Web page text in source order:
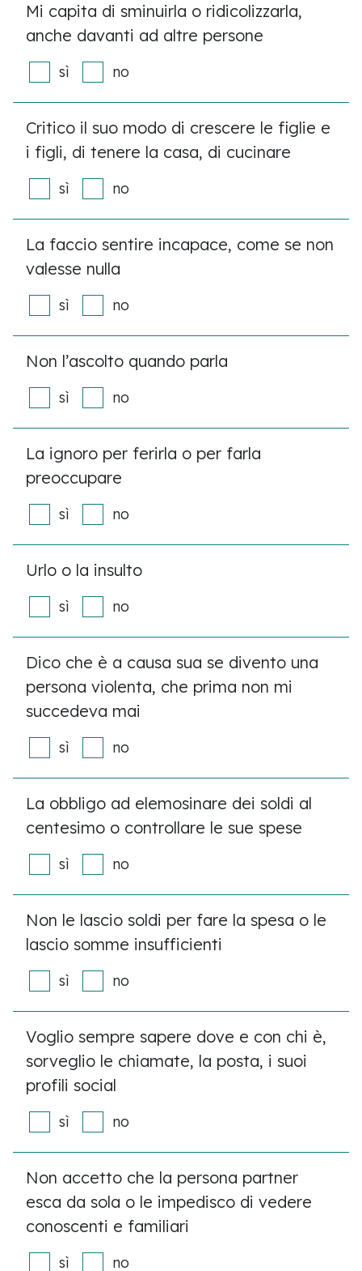
Mi capita di sminuirla o ridicolizzarla,
anche davanti ad altre persone
sì no
Critico il suo modo di crescere le figlie e
i figli, di tenere la casa, di cucinare
sì no
La faccio sentire incapace, come se non
valesse nulla
sì no
Non l’ascolto quando parla
sì no
La ignoro per ferirla o per farla
preoccupare
sì no
Urlo o la insulto
sì no
Dico che è a causa sua se divento una
persona violenta, che prima non mi
succedeva mai
sì no
La obbligo ad elemosinare dei soldi al
centesimo o controllare le sue spese
sì no
Non le lascio soldi per fare la spesa o le
lascio somme insufficienti
sì no
Voglio sempre sapere dove e con chi è,
sorveglio le chiamate, la posta, i suoi
profili social
sì no
Non accetto che la persona partner
esca da sola o le impedisco di vedere
conoscenti e familiari
sì no